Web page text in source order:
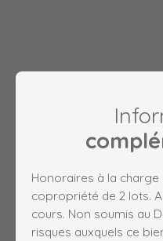
Honoraires à la charge
copropriété de 2 lots.
cours. Non soumis au
risques auxquels ce